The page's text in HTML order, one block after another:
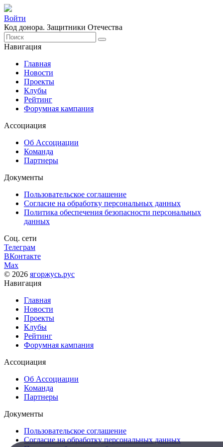
Войти
Код донора. Защитники Отечества
Навигация
Главная
Новости
Проекты
Клубы
Рейтинг
Форумная кампания
Ассоциация
Об Ассоциации
Команда
Партнеры
Документы
Пользовательское соглашение
Согласие на обработку персональных данных
Политика обеспечения безопасности персональных
данных
Соц. сети
Телеграм
ВКонтакте
Max
© 2026 ягоржусь.рус
Навигация
Главная
Новости
Проекты
Клубы
Рейтинг
Форумная кампания
Ассоциация
Об Ассоциации
Команда
Партнеры
Документы
Пользовательское соглашение
Согласие на обработку персональных данных